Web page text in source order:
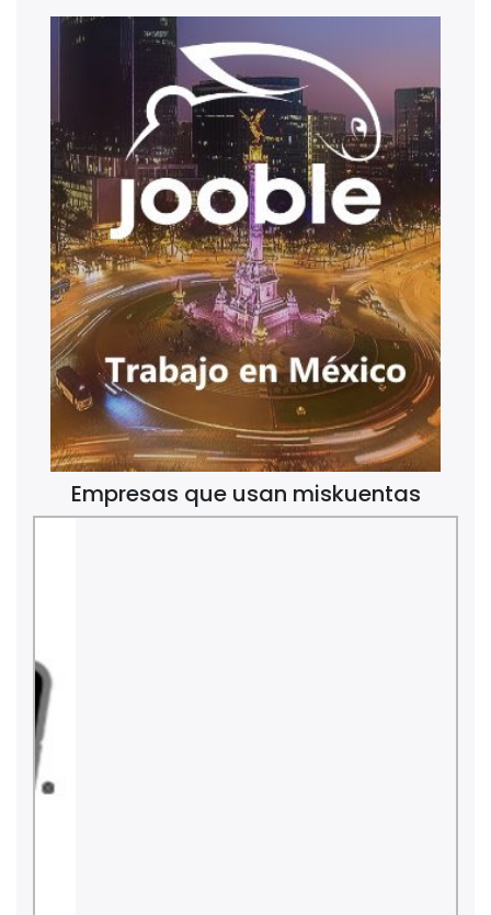
Empresas que usan miskuentas